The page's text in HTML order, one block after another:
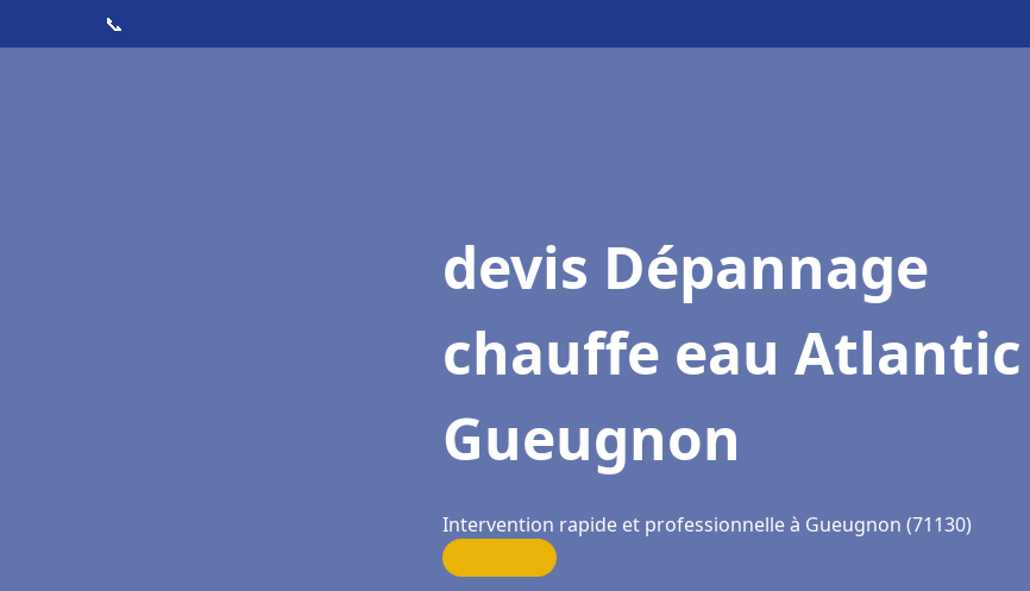
📞
devis Dépannage
chauffe eau Atlantic
Gueugnon
Intervention rapide et professionnelle à Gueugnon (71130)